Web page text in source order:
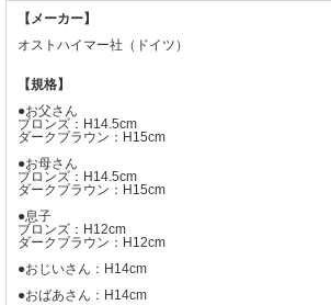
【メーカー】
オストハイマー社（ドイツ）
【規格】
●お父さん
ブロンズ：H14.5cm
ダークブラウン：H15cm
●お母さん
ブロンズ：H14.5cm
ダークブラウン：H15cm
●息子
ブロンズ：H12cm
ダークブラウン：H12cm
●おじいさん：H14cm
●おばあさん：H14cm